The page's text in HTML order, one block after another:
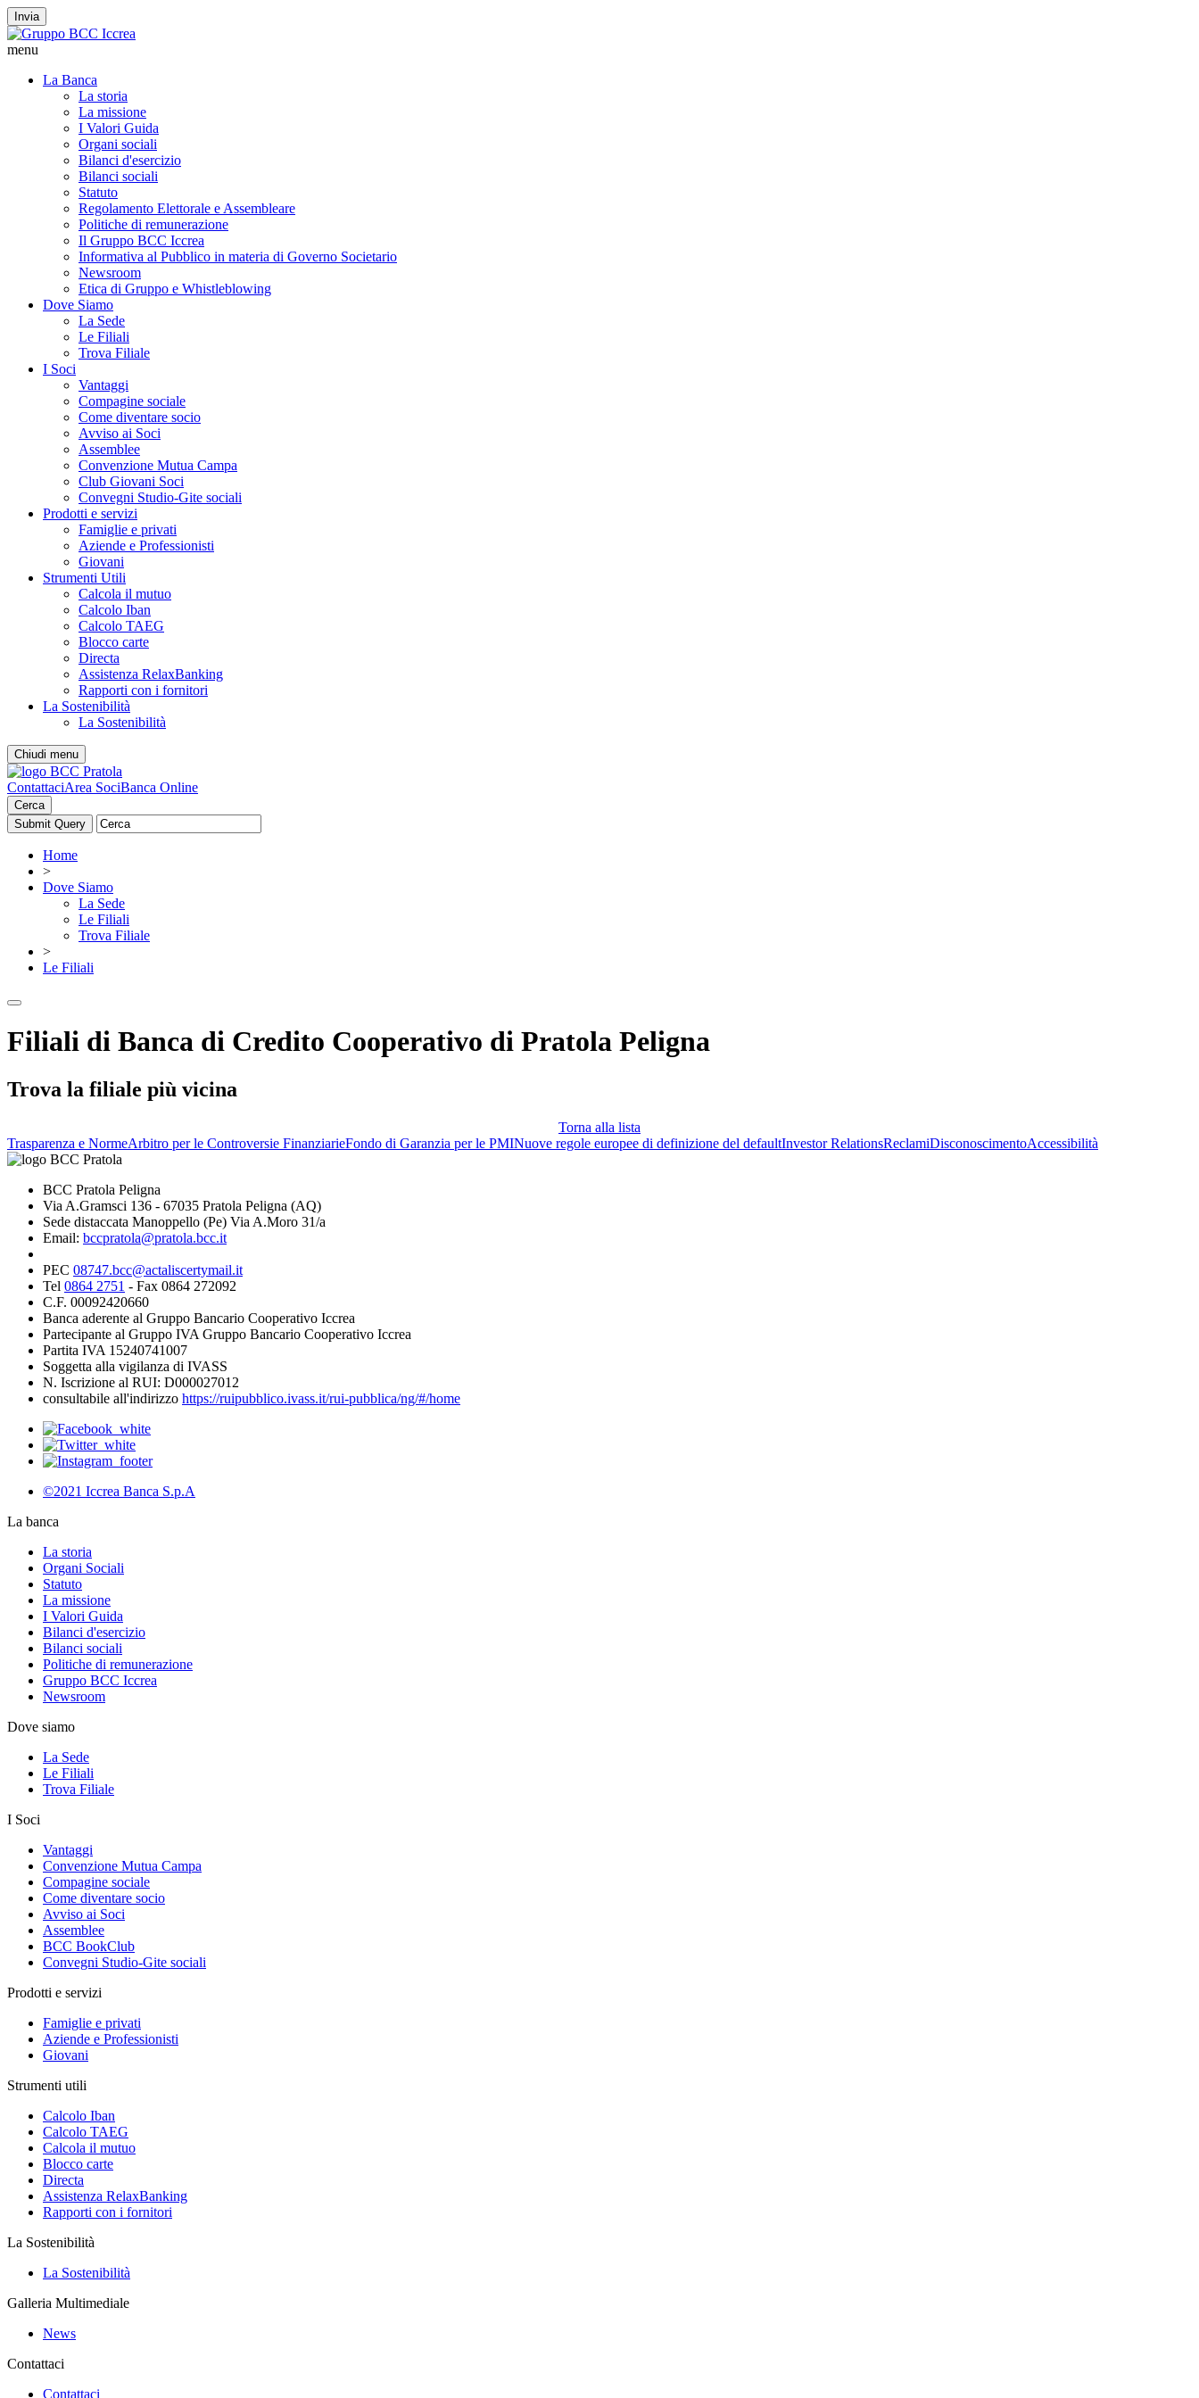
Invia
menu
La Banca
La storia
La missione
I Valori Guida
Organi sociali
Bilanci d'esercizio
Bilanci sociali
Statuto
Regolamento Elettorale e Assembleare
Politiche di remunerazione
Il Gruppo BCC Iccrea
Informativa al Pubblico in materia di Governo Societario
Newsroom
Etica di Gruppo e Whistleblowing
Dove Siamo
La Sede
Le Filiali
Trova Filiale
I Soci
Vantaggi
Compagine sociale
Come diventare socio
Avviso ai Soci
Assemblee
Convenzione Mutua Campa
Club Giovani Soci
Convegni Studio-Gite sociali
Prodotti e servizi
Famiglie e privati
Aziende e Professionisti
Giovani
Strumenti Utili
Calcola il mutuo
Calcolo Iban
Calcolo TAEG
Blocco carte
Directa
Assistenza RelaxBanking
Rapporti con i fornitori
La Sostenibilità
La Sostenibilità
Chiudi menu
ContattaciArea SociBanca Online
Cerca
Home
>
Dove Siamo
La Sede
Le Filiali
Trova Filiale
>
Le Filiali
Filiali di Banca di Credito Cooperativo di Pratola Peligna
Trova la filiale più vicina
Torna alla lista
Trasparenza e NormeArbitro per le Controversie FinanziarieFondo di Garanzia per le PMINuove regole europee di definizione del defaultInvestor RelationsReclamiDisconoscimentoAccessibilità
BCC Pratola Peligna
Via A.Gramsci 136 - 67035 Pratola Peligna (AQ)
Sede distaccata Manoppello (Pe) Via A.Moro 31/a
Email: bccpratola@pratola.bcc.it
PEC 08747.bcc@actaliscertymail.it
Tel 0864 2751 - Fax 0864 272092
C.F. 00092420660
Banca aderente al Gruppo Bancario Cooperativo Iccrea
Partecipante al Gruppo IVA Gruppo Bancario Cooperativo Iccrea
Partita IVA 15240741007
Soggetta alla vigilanza di IVASS
N. Iscrizione al RUI: D000027012
consultabile all'indirizzo https://ruipubblico.ivass.it/rui-pubblica/ng/#/home
©2021 Iccrea Banca S.p.A
La banca
La storia
Organi Sociali
Statuto
La missione
I Valori Guida
Bilanci d'esercizio
Bilanci sociali
Politiche di remunerazione
Gruppo BCC Iccrea
Newsroom
Dove siamo
La Sede
Le Filiali
Trova Filiale
I Soci
Vantaggi
Convenzione Mutua Campa
Compagine sociale
Come diventare socio
Avviso ai Soci
Assemblee
BCC BookClub
Convegni Studio-Gite sociali
Prodotti e servizi
Famiglie e privati
Aziende e Professionisti
Giovani
Strumenti utili
Calcolo Iban
Calcolo TAEG
Calcola il mutuo
Blocco carte
Directa
Assistenza RelaxBanking
Rapporti con i fornitori
La Sostenibilità
La Sostenibilità
Galleria Multimediale
News
Contattaci
Contattaci